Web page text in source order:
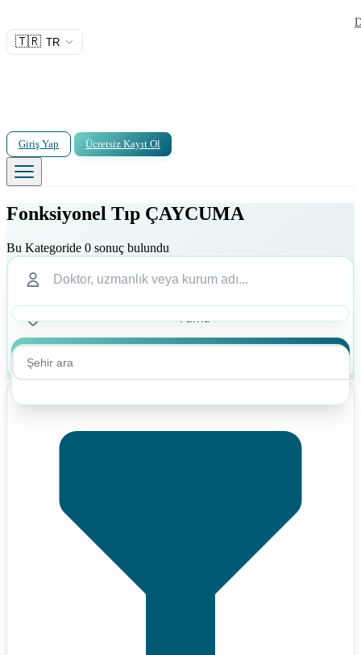
🇹🇷 TR
Giriş Yap Ücretsiz Kayıt Ol
Fonksiyonel Tıp ÇAYCUMA
Bu Kategoride 0 sonuç bulundu